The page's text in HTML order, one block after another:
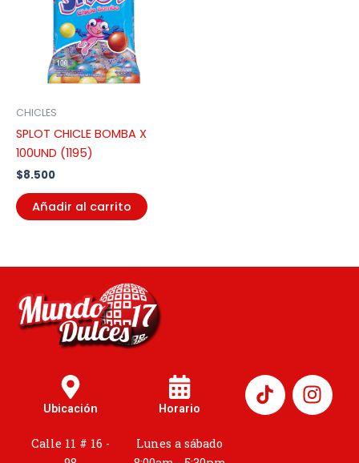
CHICLES
SPLOT CHICLE BOMBA X
100UND (1195)
$8.500
Añadir al carrito
Ubicación
Calle 11 # 16 -
Horario
Lunes a sábado
I
n
s